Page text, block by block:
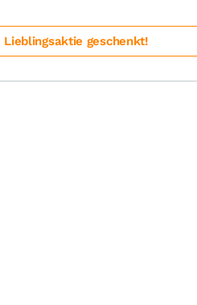
Lieblingsaktie geschenkt!